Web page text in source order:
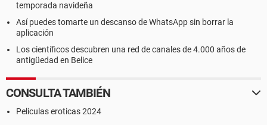
temporada navideña
Así puedes tomarte un descanso de WhatsApp sin borrar la
aplicación
Los científicos descubren una red de canales de 4.000 años de
antigüedad en Belice
CONSULTA TAMBIÉN
Peliculas eroticas 2024